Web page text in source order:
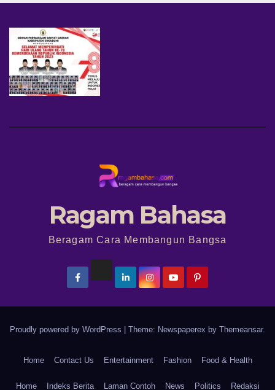
Ragam Bahasa
Beragam Cara Membangun Bangsa
Proudly powered by WordPress Theme: Newspaperex by Themeansar.
Home Contact Us Entertainment Fashion Food & Health
Home Indeks Berita Laman Contoh News Politics Redaksi